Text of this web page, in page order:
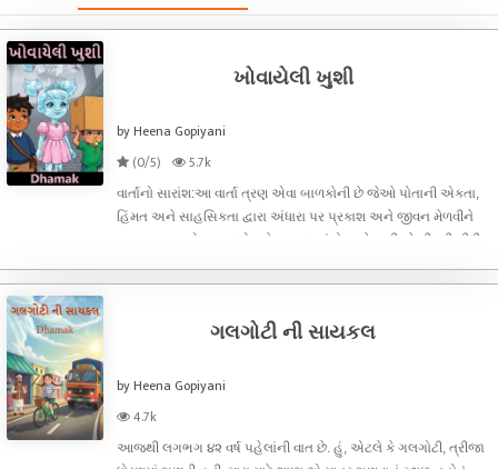
ખોવાયેલી ખુશી
by Heena Gopiyani
(0/5)
5.7k
વાર્તાનો સારાંશ:આ વાર્તા ત્રણ એવા બાળકોની છે જેઓ પોતાની એકતા,
હિંમત અને સાહસિકતા દ્વારા અંધારા પર પ્રકાશ અને જીવન મેળવીને
જીવતા હતા. એક જાદુએ શહેરના બધા રંગો અને ખુશીઓ છીનવી લીધી
ખુશીઓ શોધવા નીકળે
ગલગોટી ની સાયકલ
by Heena Gopiyani
4.7k
આજથી લગભગ ૪૨ વર્ષ પહેલાંની વાત છે. હું, એટલે કે ગલગોટી, ત્રીજા